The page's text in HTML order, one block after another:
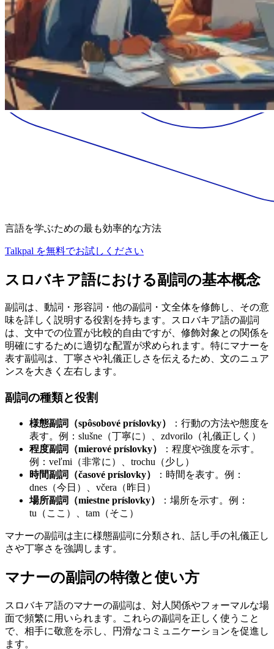
言語を学ぶための最も効率的な方法
Talkpal を無料でお試しください
スロバキア語における副詞の基本概念
副詞は、動詞・形容詞・他の副詞・文全体を修飾し、その意
味を詳しく説明する役割を持ちます。スロバキア語の副詞
は、文中での位置が比較的自由ですが、修飾対象との関係を
明確にするために適切な配置が求められます。特にマナーを
表す副詞は、丁寧さや礼儀正しさを伝えるため、文のニュア
ンスを大きく左右します。
副詞の種類と役割
様態副詞（spôsobové príslovky）
：行動の方法や態度を
表す。例：slušne（丁寧に）、zdvorilo（礼儀正しく）
程度副詞（mierové príslovky）
：程度や強度を示す。
例：veľmi（非常に）、trochu（少し）
時間副詞（časové príslovky）
：時間を表す。例：
dnes（今日）、včera（昨日）
場所副詞（miestne príslovky）
：場所を示す。例：
tu（ここ）、tam（そこ）
マナーの副詞は主に様態副詞に分類され、話し手の礼儀正し
さや丁寧さを強調します。
マナーの副詞の特徴と使い方
スロバキア語のマナーの副詞は、対人関係やフォーマルな場
面で頻繁に用いられます。これらの副詞を正しく使うこと
で、相手に敬意を示し、円滑なコミュニケーションを促進し
ます。